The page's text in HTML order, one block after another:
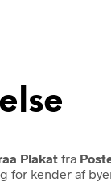
Plakat fra
for kender af